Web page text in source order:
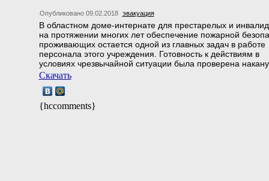
Опубликовано 09.02.2018 эвакуация
В областном доме-интернате для престарелых и
на протяжении многих лет обеспечение пожарной
проживающих остается одной из главных задач в работе
персонала этого учреждения. Готовность к действиям в
условиях чрезвычайной ситуации была проверена
Скачать
{hccomments}